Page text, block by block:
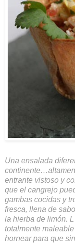
Una ensalada
entrante vistoso y
que el cangrejo
gambas cocidas y
fresca, llena de
la hierba de limón.
totalmente
hornear para que